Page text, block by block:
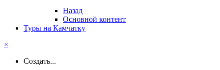
Назад
Основной контент
Туры на Камчатку
×
Создать...